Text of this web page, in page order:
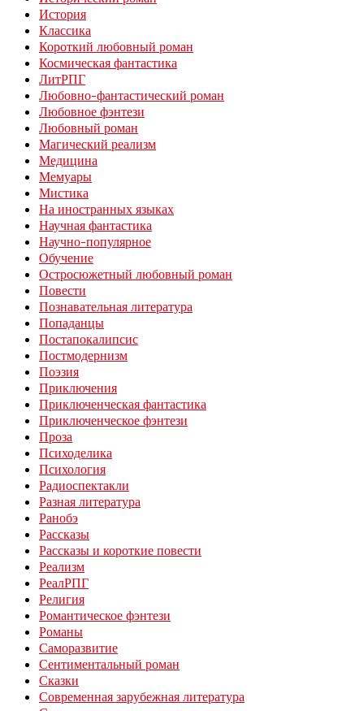
История
Классика
Короткий любовный роман
Космическая фантастика
ЛитРПГ
Любовно-фантастический роман
Любовное фэнтези
Любовный роман
Магический реализм
Медицина
Мемуары
Мистика
На иностранных языках
Научная фантастика
Научно-популярное
Обучение
Остросюжетный любовный роман
Повести
Познавательная литература
Попаданцы
Постапокалипсис
Постмодернизм
Поэзия
Приключения
Приключенческая фантастика
Приключенческое фэнтези
Проза
Психоделика
Психология
Радиоспектакли
Разная литература
Ранобэ
Рассказы
Рассказы и короткие повести
Реализм
РеалРПГ
Религия
Романтическое фэнтези
Романы
Саморазвитие
Сентиментальный роман
Сказки
Современная зарубежная литература